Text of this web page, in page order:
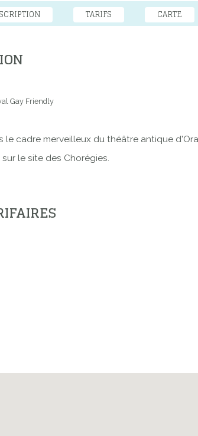
TARIFS CARTE
Gay Friendly
le cadre merveilleux du théâtre antique
le site des Chorégies.